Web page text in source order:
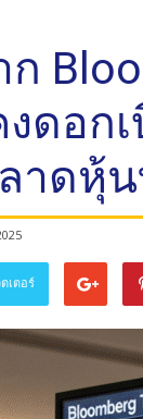
งดอ
ลาดหุ้
เตอร์